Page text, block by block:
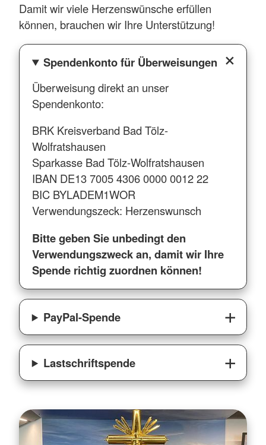
Damit wir viele Herzenswünsche erfüllen
können, brauchen wir Ihre Unterstützung!
Spendenkonto für Überweisungen
Überweisung direkt an unser
Spendenkonto:
BRK Kreisverband Bad Tölz-
Wolfratshausen
Sparkasse Bad Tölz-Wolfratshausen
IBAN DE13 7005 4306 0000 0012 22
BIC BYLADEM1WOR
Verwendungszeck: Herzenswunsch
Bitte geben Sie unbedingt den
Verwendungszweck an, damit wir Ihre
Spende richtig zuordnen können!
PayPal-Spende
Lastschriftspende